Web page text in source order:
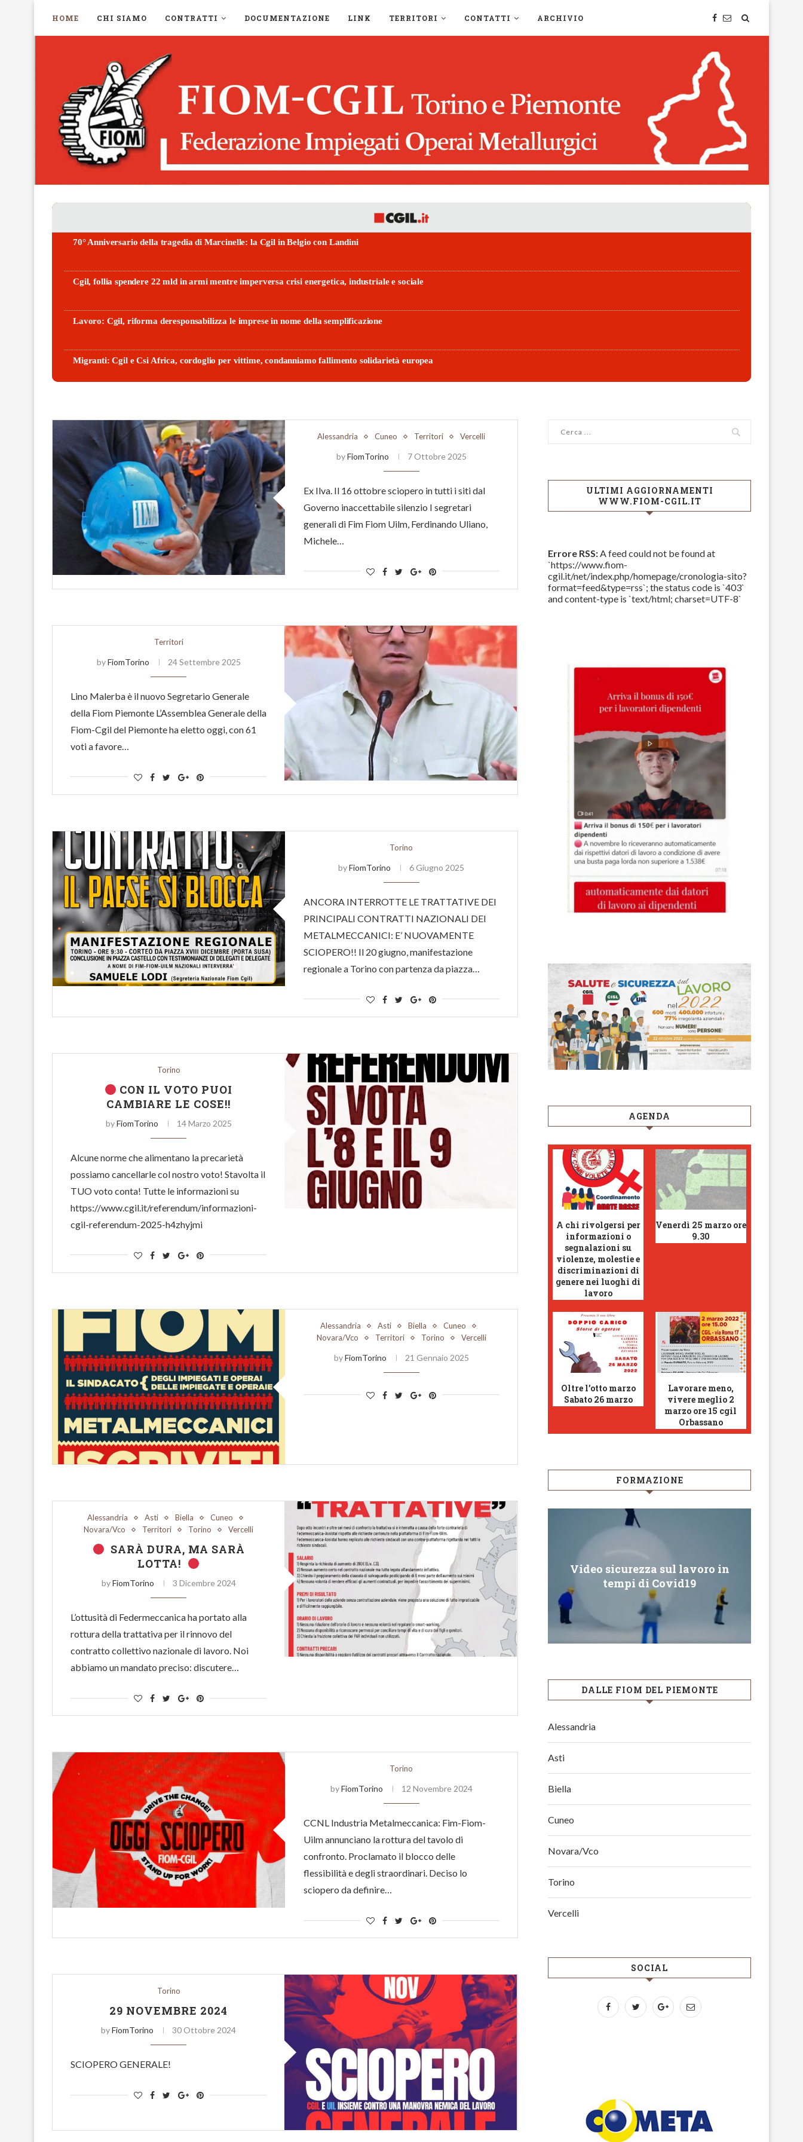
HOME CHI SIAMO CONTRATTI DOCUMENTAZIONE LINK TERRITORI CONTATTI ARCHIVIO
Alessandria Cuneo Territori Vercelli
byFiomTorino 7 Ottobre 2025
Ex Ilva. Il 16 ottobre sciopero in tutti i siti dal
Governo inaccettabile silenzio I segretari
generali di Fim Fiom Uilm, Ferdinando Uliano,
Michele…
Territori
byFiomTorino 24 Settembre 2025
Lino Malerba è il nuovo Segretario Generale
della Fiom Piemonte L’Assemblea Generale della
Fiom-Cgil del Piemonte ha eletto oggi, con 61
voti a favore…
Torino
byFiomTorino 6 Giugno 2025
ANCORA INTERROTTE LE TRATTATIVE DEI
PRINCIPALI CONTRATTI NAZIONALI DEI
METALMECCANICI: E’ NUOVAMENTE
SCIOPERO!! Il 20 giugno, manifestazione
regionale a Torino con partenza da piazza…
Torino
CON IL VOTO PUOI
CAMBIARE LE COSE!!
byFiomTorino 14 Marzo 2025
Alcune norme che alimentano la precarietà
possiamo cancellarle col nostro voto! Stavolta il
TUO voto conta! Tutte le informazioni su
https://www.cgil.it/referendum/informazioni-
cgil-referendum-2025-h4zhyjmi
Alessandria Asti Biella
Cuneo
Novara/Vco
Territori Torino Vercelli
byFiomTorino 21 Gennaio 2025
Alessandria Asti Biella
Cuneo
Novara/Vco
Territori Torino Vercelli
SARÀ DURA, MA SARÀ
LOTTA!
byFiomTorino 3 Dicembre 2024
L’ottusità di Federmeccanica ha portato alla
rottura della trattativa per il rinnovo del
contratto collettivo nazionale di lavoro. Noi
abbiamo un mandato preciso: discutere…
Torino
byFiomTorino 12 Novembre 2024
CCNL Industria Metalmeccanica: Fim-Fiom-
Uilm annunciano la rottura del tavolo di
confronto. Proclamato il blocco delle
flessibilità e degli straordinari. Deciso lo
sciopero da definire…
Torino
29 NOVEMBRE 2024
byFiomTorino 30 Ottobre 2024
SCIOPERO GENERALE!
ULTIMI AGGIORNAMENTI
WWW.FIOM-CGIL.IT
Errore RSS:A feed could not be found at
`https://www.fiom-
cgil.it/net/index.php/homepage/cronologia-sito?
format=feed&type=rss`; the status code is `403`
and content-type is `text/html; charset=UTF-8`
AGENDA
A chi rivolgersi per
informazioni o
segnalazioni su
violenze, molestie e
discriminazioni di
genere nei luoghi di
lavoro
Venerdì 25 marzo ore
9.30
Oltre l’otto marzo
Sabato 26 marzo
Lavorare meno,
vivere meglio 2
marzo ore 15 cgil
Orbassano
FORMAZIONE
formazione 24 ore Materiali formativi
Video sicurezza sul lavoro in
tempi di Covid19
DALLE FIOM DEL PIEMONTE
Alessandria
Asti
Biella
Cuneo
Novara/Vco
Torino
Vercelli
SOCIAL